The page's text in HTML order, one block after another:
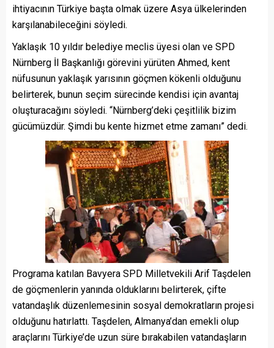
ihtiyacının Türkiye başta olmak üzere Asya ülkelerinden
karşılanabileceğini söyledi.
Yaklaşık 10 yıldır belediye meclis üyesi olan ve SPD
Nürnberg İl Başkanlığı görevini yürüten Ahmed, kent
nüfusunun yaklaşık yarısının göçmen kökenli olduğunu
belirterek, bunun seçim sürecinde kendisi için avantaj
oluşturacağını söyledi. “Nürnberg’deki çeşitlilik bizim
gücümüzdür. Şimdi bu kente hizmet etme zamanı” dedi.
Programa katılan Bavyera SPD Milletvekili Arif Taşdelen
de göçmenlerin yanında olduklarını belirterek, çifte
vatandaşlık düzenlemesinin sosyal demokratların projesi
olduğunu hatırlattı. Taşdelen, Almanya’dan emekli olup
araçlarını Türkiye’de uzun süre bırakabilen vatandaşların